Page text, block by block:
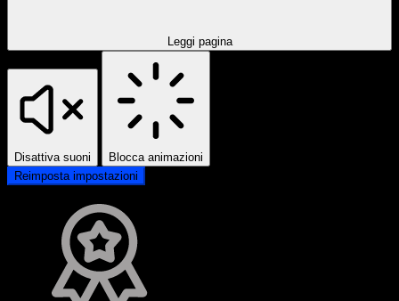
Leggi pagina
Disattiva suoni
Blocca animazioni
Reimposta impostazioni